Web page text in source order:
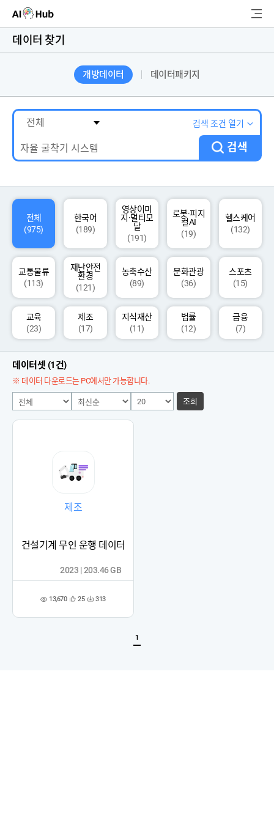
AI-Hub
AI 데이터찾기
AI 허브소개
AI 개발지원
고객지원
색
데이터 찾기
개방데이터 데이터패키지
검색 조건 열기
검색
전체
(975)
한국어
(189)
영상이미
지·멀티모
달
(191)
로봇·피지
컬AI
(19)
헬스케어
(132)
교통물류
(113)
재난안전
환경
(121)
농축수산
(89)
문화관광
(36)
스포츠
(15)
교육
(23)
제조
(17)
지식재산
(11)
법률
(12)
금융
(7)
데이터셋 (1건)
※ 데이터 다운로드는 PC에서만 가능합니다.
조회
제조
건설기계 무인 운행 데이터
조 13,670 관
록
25 다 313
2023 | 203.46 GB
1